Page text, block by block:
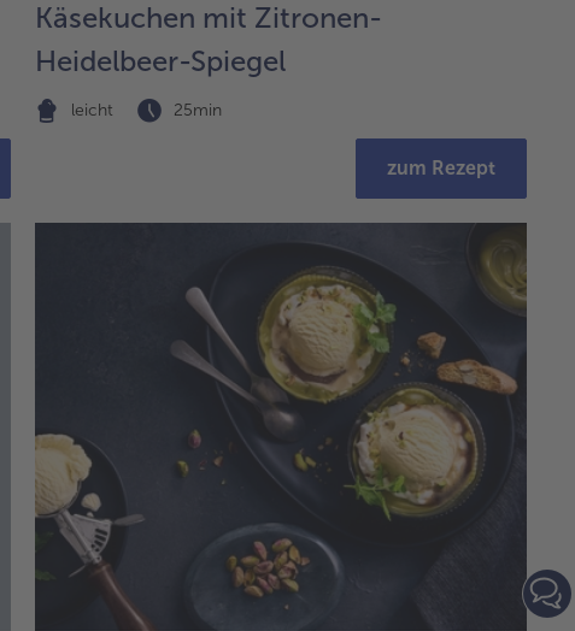
Käsekuchen mit Zitronen-
Heidelbeer-Spiegel
leicht 25min
zum Rezept